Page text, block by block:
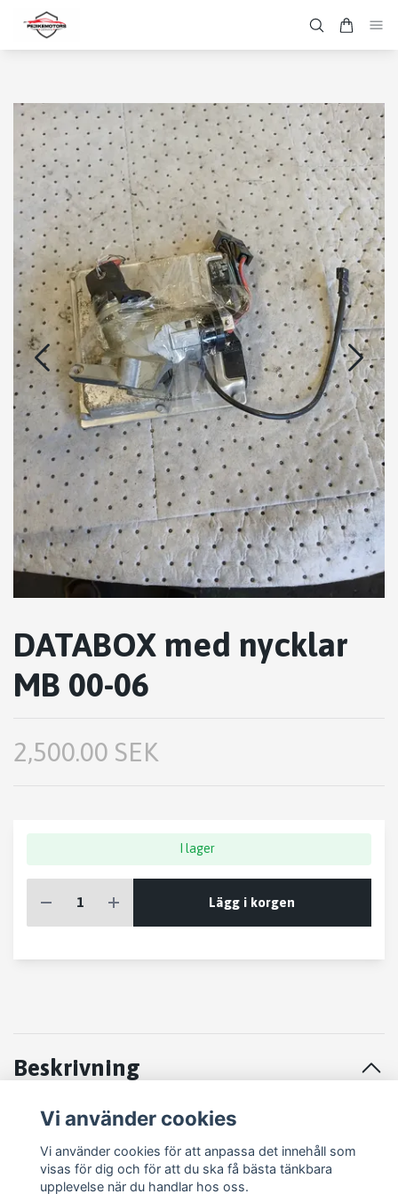
DATABOX med nycklar
MB 00-06
2,500.00 SEK
I lager
Lägg i korgen
Beskrivning
Vi använder cookies
Vi använder cookies för att anpassa det innehåll som
visas för dig och för att du ska få bästa tänkbara
upplevelse när du handlar hos oss.